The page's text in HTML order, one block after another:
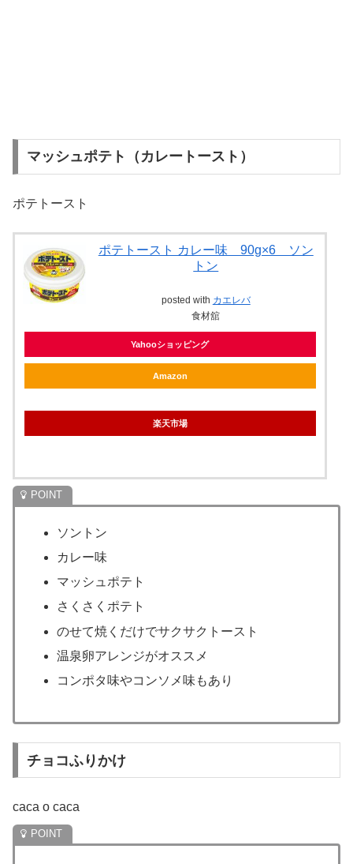
マッシュポテト（カレートースト）
ポテトースト
ポテトースト カレー味 90g×6 ソン
トン
posted with カエレバ
食材舘
Yahooショッピング
Amazon
楽天市場
ソントン
カレー味
マッシュポテト
さくさくポテト
のせて焼くだけでサクサクトースト
温泉卵アレンジがオススメ
コンポタ味やコンソメ味もあり
チョコふりかけ
caca o caca